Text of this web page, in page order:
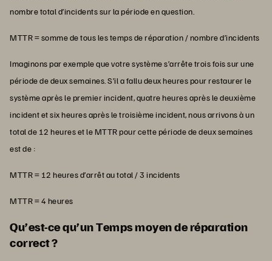
nombre total d’incidents sur la période en question.
MTTR = somme de tous les temps de réparation / nombre d’incidents
Imaginons par exemple que votre système s’arrête trois fois sur une
période de deux semaines. S’il a fallu deux heures pour restaurer le
système après le premier incident, quatre heures après le deuxième
incident et six heures après le troisième incident, nous arrivons à un
total de 12 heures et le MTTR pour cette période de deux semaines
est de :
MTTR = 12 heures d’arrêt au total / 3 incidents
MTTR = 4 heures
Qu’est-ce qu’un Temps moyen de réparation
correct ?